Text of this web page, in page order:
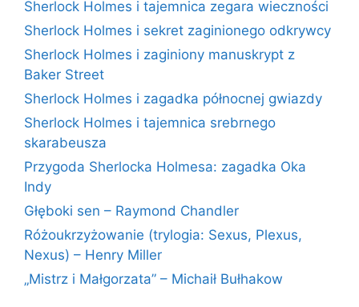
Sherlock Holmes i tajemnica zegara wieczności
Sherlock Holmes i sekret zaginionego odkrywcy
Sherlock Holmes i zaginiony manuskrypt z
Baker Street
Sherlock Holmes i zagadka północnej gwiazdy
Sherlock Holmes i tajemnica srebrnego
skarabeusza
Przygoda Sherlocka Holmesa: zagadka Oka
Indy
Głęboki sen – Raymond Chandler
Różoukrzyżowanie (trylogia: Sexus, Plexus,
Nexus) – Henry Miller
„Mistrz i Małgorzata” – Michaił Bułhakow